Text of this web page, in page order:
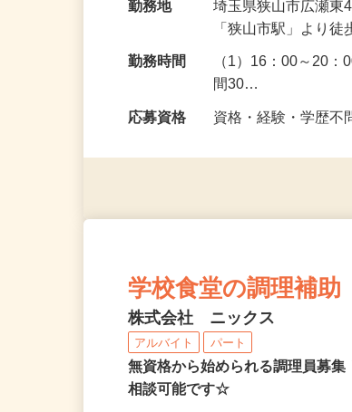
埼玉県狭山市広瀬
「狭山市駅」より
（1）16：00～20：
間30…
学校食堂の調理補助
株式会社 ニックス
アルバイト パート
無資格から始められる調理員募